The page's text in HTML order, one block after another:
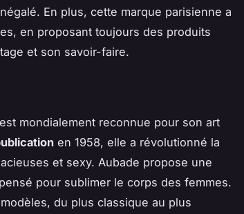
En plus, cette marque parisienne a
en proposant toujours des produits
et son savoir-faire.
mondialement reconnue pour son art
en 1958, elle a révolutionné la
et sexy. Aubade propose une
pour sublimer le corps des femmes.
du plus classique au plus